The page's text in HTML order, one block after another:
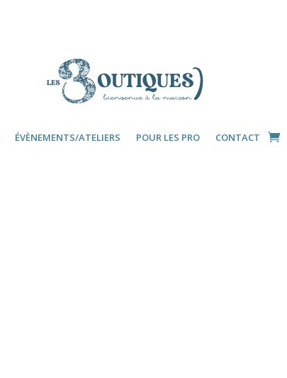
ÉVÈNEMENTS/ATELIERS POUR LES PRO CONTACT